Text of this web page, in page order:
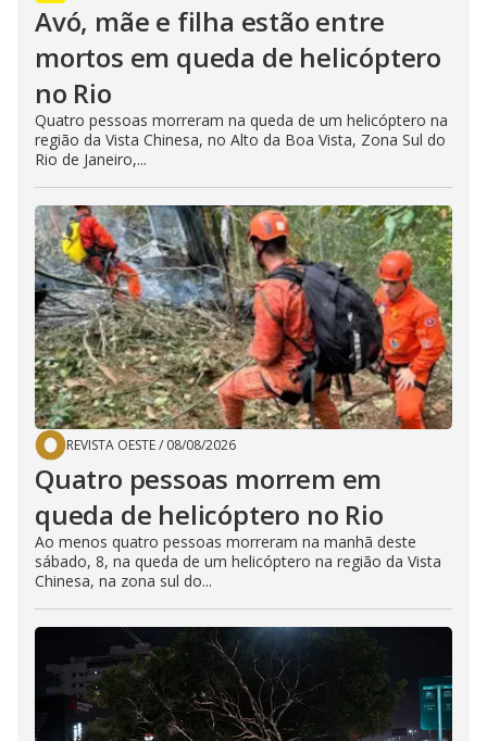
Avó, mãe e filha estão entre
mortos em queda de helicóptero
no Rio
Quatro pessoas morreram na queda de um helicóptero na
região da Vista Chinesa, no Alto da Boa Vista, Zona Sul do
Rio de Janeiro,...
REVISTA OESTE/ 08/08/2026
Quatro pessoas morrem em
queda de helicóptero no Rio
Ao menos quatro pessoas morreram na manhã deste
sábado, 8, na queda de um helicóptero na região da Vista
Chinesa, na zona sul do...